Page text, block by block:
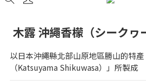
木露 沖繩香檬（シークヮ
以日本沖繩縣北部山原地區勝山的特
（Katsuyama Shikuwasa）」所製成